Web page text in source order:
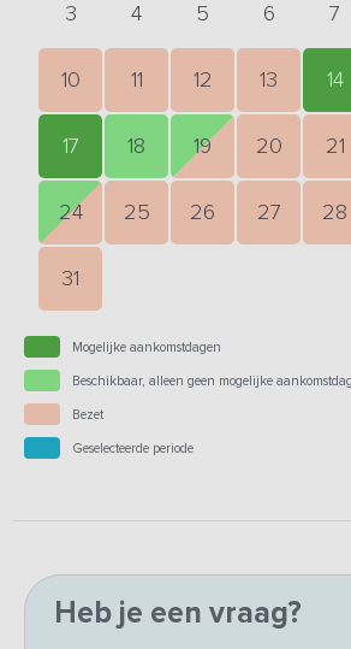
3 4 5 6 7
10 11 12 13 14
17 18 19 20 21
24 25 26 27 28
31
Mogelijke aankomstdagen
Beschikbaar, alleen geen mogelijke aankomstdag
Bezet
Geselecteerde periode
Heb je een vraag?